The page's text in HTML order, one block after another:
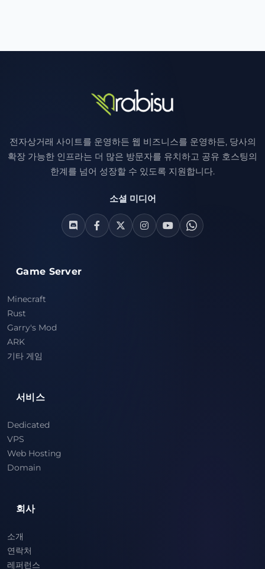
전자상거래 사이트를 운영하든 웹 비즈니스를 운영하든, 당사의
확장 가능한 인프라는 더 많은 방문자를 유치하고 공유 호스팅의
한계를 넘어 성장할 수 있도록 지원합니다.
소셜 미디어
Game Server
Minecraft
Rust
Garry's Mod
ARK
기타 게임
서비스
Dedicated
VPS
Web Hosting
Domain
회사
소개
연락처
레퍼런스